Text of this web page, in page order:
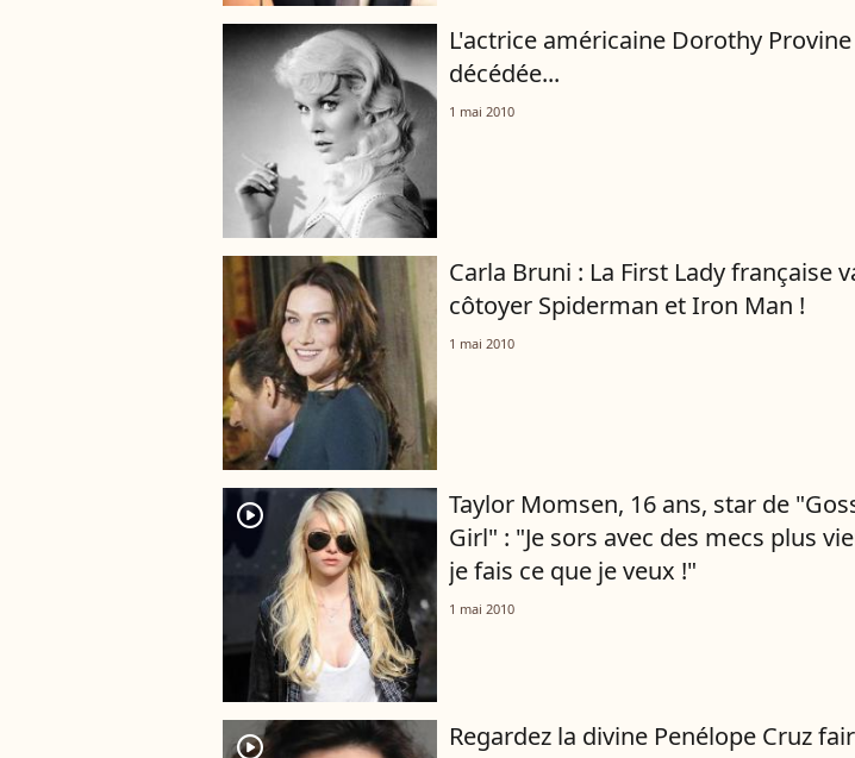
L'actrice américaine Dorothy
décédée...
1 mai 2010
Carla Bruni : La First Lady française
côtoyer Spiderman et Iron Man !
1 mai 2010
player2
Taylor Momsen, 16 ans, star de
Girl" : "Je sors avec des mecs plus
je fais ce que je veux !"
1 mai 2010
player2
Regardez la divine Penélope Cruz